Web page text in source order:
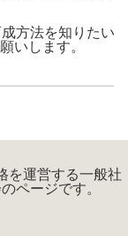
方法を知りたい
いします。
を運営する一般社
ページです。